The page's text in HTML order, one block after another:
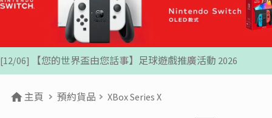
[02/07] PS5/ XBox Grand Theft Auto VI 香港版預訂後續跟進
[26/06] 有關PS5/ XBox GTA6 香港預購事宜跟進通告
[12/06] 【您的世界盃由您話事】足球遊戲推廣活動 2026
主頁 預約貨品 XBox Series X